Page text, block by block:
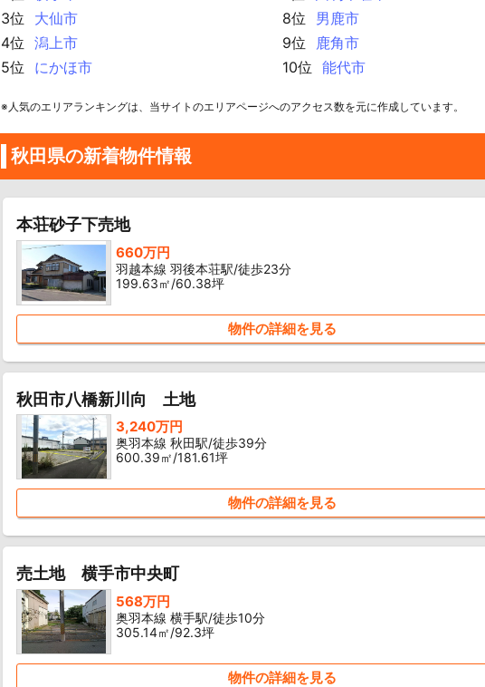
3位
大仙市
4位
潟上市
5位
にかほ市
8位
男鹿市
9位
鹿角市
10位
能代市
※人気のエリアランキングは、当サイトのエリアページへのアクセス数を元に作成しています。
秋田県の新着物件情報
本荘砂子下売地
660万円
羽越本線 羽後本荘駅/徒歩23分
199.63㎡/60.38坪
物件の詳細を見る
秋田市八橋新川向 土地
3,240万円
奥羽本線 秋田駅/徒歩39分
600.39㎡/181.61坪
物件の詳細を見る
売土地 横手市中央町
568万円
奥羽本線 横手駅/徒歩10分
305.14㎡/92.3坪
物件の詳細を見る